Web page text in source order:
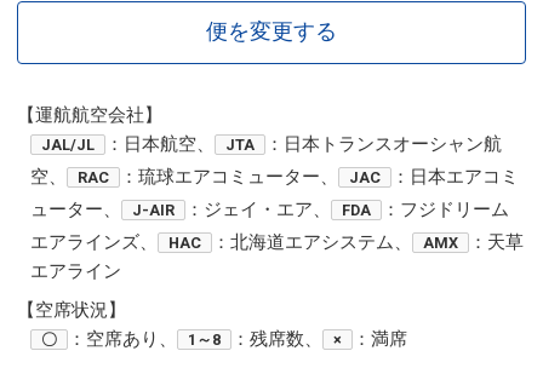
便を変更する
【運航航空会社】
JAL/JL ：日本航空、 JTA
：日本トランスオーシャン航
空、
RAC ：琉球エアコミューター、 JAC
：日本エアコミ
ューター、
J-AIR ：ジェイ・エア、 FDA
：フジドリーム
エアラインズ、
HAC ：北海道エアシステム、 AMX
：天草
エアライン
【空席状況】
〇 ：空席あり、 1～8 ：残席数、 ×
：満席